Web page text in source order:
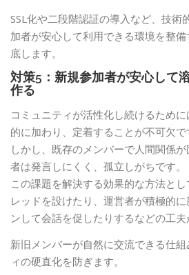
SSL化や二段階認証の導入など、技術
加者が安心して利用できる環境を整
底します。
対策5：新規参加者が安心して
作る
コミュニティが活性化し続けるため
的に加わり、定着することが不可欠で
しかし、既存のメンバーで人間関係
者は発言しにくく、孤立しがちです。
この課題を解決する効果的な方法と
レッドを設けたり、運営者が積極的
ンして会話を促したりするなどの工夫
新旧メンバーが自然に交流できる仕
ィの硬直化を防ぎます。